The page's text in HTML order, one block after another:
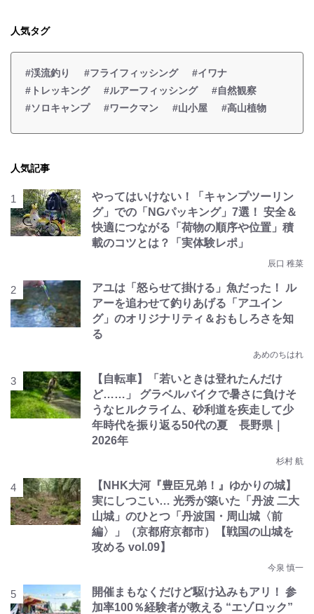
人気タグ
#渓流釣り #フライフィッシング
#イワナ
#トレッキング
#ルアーフィッシング
#自然観察
#ソロキャンプ
#ワークマン #山小屋 #高山植物
人気記事
やってはいけない！「キャンプツーリン
グ」での「NGパッキング」7選！ 安全＆
快適につながる「荷物の順序や位置」積
載のコツとは？「実体験レポ」
辰口 稚菜
アユは「怒らせて掛ける」魚だった！ ル
アーを追わせて釣りあげる「アユイン
グ」のオリジナリティ＆おもしろさを知
る
あめのちはれ
【自転車】「若いときは登れたんだけ
ど……」 グラベルバイクで暑さに負けそ
うなヒルクライム、砂利道を疾走して少
年時代を振り返る50代の夏 長野県｜
2026年
杉村 航
【NHK大河『豊臣兄弟！』ゆかりの城】
実にしつこい… 光秀が築いた「丹波 二大
山城」のひとつ「丹波国・周山城〈前
編〉」（京都府京都市）【戦国の山城を
攻める vol.09】
今泉 慎一
開催まもなくだけど駆け込みもアリ！ 参
加率100％経験者が教える “エゾロック”